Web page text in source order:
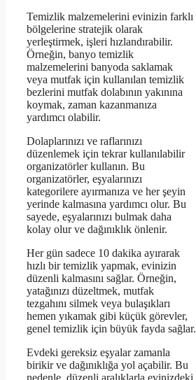
Temizlik malzemelerini evinizin farklı
bölgelerine stratejik olarak
yerleştirmek, işleri hızlandırabilir.
Örneğin, banyo temizlik
malzemelerini banyoda saklamak
veya mutfak için kullanılan temizlik
bezlerini mutfak dolabının yakınına
koymak, zaman kazanmanıza
yardımcı olabilir.
Dolaplarınızı ve raflarınızı
düzenlemek için tekrar kullanılabilir
organizatörler kullanın. Bu
organizatörler, eşyalarınızı
kategorilere ayırmanıza ve her şeyin
yerinde kalmasına yardımcı olur. Bu
sayede, eşyalarınızı bulmak daha
kolay olur ve dağınıklık önlenir.
Her gün sadece 10 dakika ayırarak
hızlı bir temizlik yapmak, evinizin
düzenli kalmasını sağlar. Örneğin,
yatağınızı düzeltmek, mutfak
tezgahını silmek veya bulaşıkları
hemen yıkamak gibi küçük görevler,
genel temizlik için büyük fayda sağlar.
Evdeki gereksiz eşyalar zamanla
birikir ve dağınıklığa yol açabilir. Bu